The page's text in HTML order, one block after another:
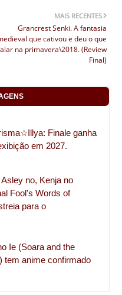
MAIS RECENTES
Grancrest Senki. A fantasia
que cativou e deu o que
na primavera\2018. (Review
Final)
Finale ganha
em 2027.
no, Kenja no
Fool's Words of
para o
Ie (Soara and the
tem anime confirmado